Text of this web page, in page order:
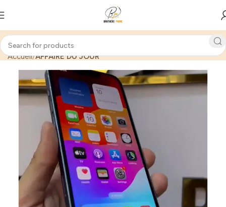
Accueil AFFAIRE DU JOUR